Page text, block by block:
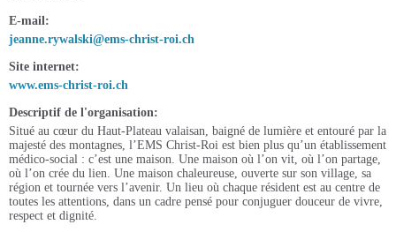
E-mail
jeanne.rywalski@ems-christ-roi.ch
Site internet
www.ems-christ-roi.ch
Descriptif de l'organisation
Situé au cœur du Haut-Plateau valaisan, baigné de lumière et entouré par la
majesté des montagnes, l’EMS Christ-Roi est bien plus qu’un établissement
médico-social : c’est une maison. Une maison où l’on vit, où l’on partage,
où l’on crée du lien. Une maison chaleureuse, ouverte sur son village, sa
région et tournée vers l’avenir. Un lieu où chaque résident est au centre de
toutes les attentions, dans un cadre pensé pour conjuguer douceur de vivre,
respect et dignité.